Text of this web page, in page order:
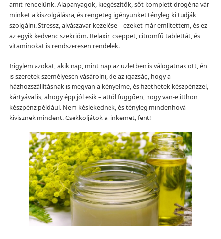
amit rendelünk. Alapanyagok, kiegészítők, sőt komplett drogéria vár
minket a kiszolgálásra, és rengeteg igényünket tényleg ki tudják
szolgálni. Stressz, alvászavar kezelése – ezeket már említettem, és ez
az egyik kedvenc szekcióm. Relaxin cseppet, citromfű tablettát, és
vitaminokat is rendszeresen rendelek.
Irigylem azokat, akik nap, mint nap az üzletben is válogatnak ott, én
is szeretek személyesen vásárolni, de az igazság, hogy a
házhozszállításnak is megvan a kényelme, és fizethetek készpénzzel,
kártyával is, ahogy épp jól esik – attól függően, hogy van-e itthon
készpénz például. Nem késlekednek, és tényleg mindenhová
kivisznek mindent. Csekkoljátok a linkemet, fent!